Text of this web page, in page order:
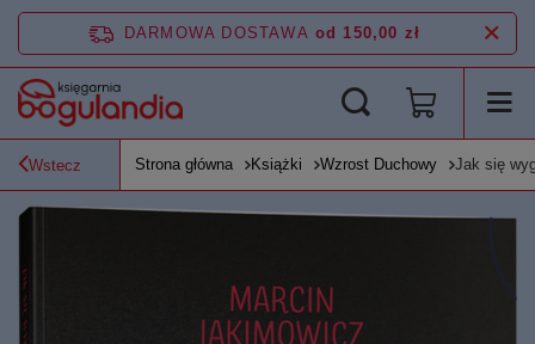
DARMOWA DOSTAWA od 150,00 zł
Wstecz Strona główna Książki Wzrost Duchowy Jak się